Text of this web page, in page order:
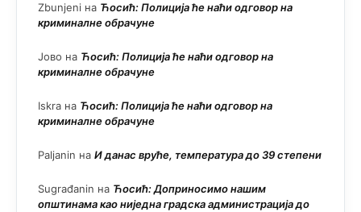
Zbunjeni на Ћосић: Полиција ће наћи одговор на
криминалне обрачуне
Јово на Ћосић: Полиција ће наћи одговор на
криминалне обрачуне
Iskra на Ћосић: Полиција ће наћи одговор на
криминалне обрачуне
Paljanin на И данас вруће, температура до 39 степени
Sugrađanin на Ћосић: Доприносимо нашим
општинама као ниједна градска администрација до